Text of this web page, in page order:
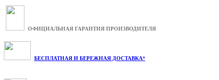
ОФИЦИАЛЬНАЯ ГАРАНТИЯ ПРОИЗВОДИТЕЛЯ
БЕСПЛАТНАЯ И БЕРЕЖНАЯ ДОСТАВКА*